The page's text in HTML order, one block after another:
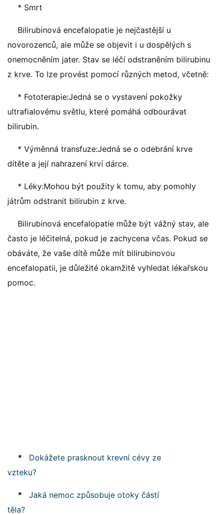
* Smrt
Bilirubinová encefalopatie je nejčastější u
novorozenců, ale může se objevit i u dospělých s
onemocněním jater. Stav se léčí odstraněním bilirubinu
z krve. To lze provést pomocí různých metod, včetně:
* Fototerapie:Jedná se o vystavení pokožky
ultrafialovému světlu, které pomáhá odbourávat
bilirubin.
* Výměnná transfuze:Jedná se o odebrání krve
dítěte a její nahrazení krví dárce.
* Léky:Mohou být použity k tomu, aby pomohly
játrům odstranit bilirubin z krve.
Bilirubinová encefalopatie může být vážný stav, ale
často je léčitelná, pokud je zachycena včas. Pokud se
obáváte, že vaše dítě může mít bilirubinovou
encefalopatii, je důležité okamžitě vyhledat lékařskou
pomoc.
*
Dokážete prasknout krevní cévy ze
vzteku?
*
Jaká nemoc způsobuje otoky částí
těla?